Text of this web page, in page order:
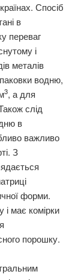
Спосіб
в
переваг
і
металів
водню,
3, а для
слід
в
важливо
З
форми.
і має комірки
порошку.